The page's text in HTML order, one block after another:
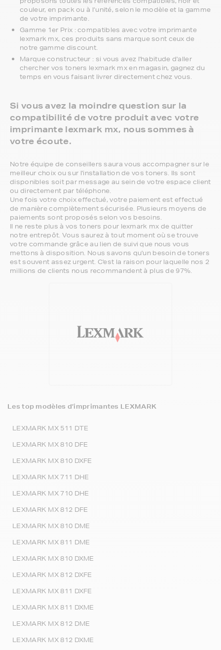
couleur, en pack ou à l’unité, selon le modèle et la gamme
de votre imprimante.
Gamme 1er Prix : compatibles avec votre imprimante
lexmark mx, ces produits sans marque sont ceux de
notre gamme discount.
Marque constructeur : si vous avez l'habitude d'aller
chercher vos toners lexmark mx en magasin, gagnez du
temps en vous faisant livrer directement chez vous.
Si vous avez la moindre question sur la
compatibilité de votre produit avec votre
imprimante lexmark mx, nous sommes à
votre écoute.
Notre équipe de conseillers saura vous accompagner sur le
meilleur choix ou sur l'installation de vos toners. Ils sont
disponibles soit par message au sein de votre espace client
ou directement par téléphone.
Une fois votre choix effectué, votre paiement est effectué
de manière complètement sécurisée. Plusieurs moyens de
paiements sont proposés selon vos besoins.
Il ne reste plus à vos toners pour lexmark mx de quitter
notre entrepôt. Vous saurez à tout moment où se trouve
votre commande grâce au lien de suivi que nous vous
mettons à disposition. Nous savons qu'un besoin de toners
est souvent assez urgent. C'est la raison pour laquelle nos 2
millions de clients nous recommandent à plus de 97%.
Les top modèles d’imprimantes LEXMARK
LEXMARK MX 511 DTE
LEXMARK MX 810 DFE
LEXMARK MX 810 DXFE
LEXMARK MX 711 DHE
LEXMARK MX 710 DHE
LEXMARK MX 812 DFE
LEXMARK MX 810 DME
LEXMARK MX 811 DME
LEXMARK MX 810 DXME
LEXMARK MX 812 DXFE
LEXMARK MX 811 DXFE
LEXMARK MX 811 DXME
LEXMARK MX 812 DME
LEXMARK MX 812 DXME